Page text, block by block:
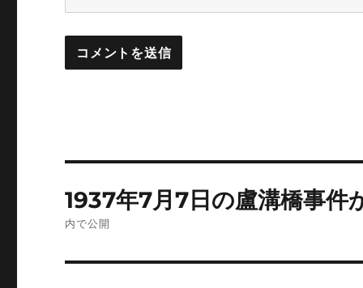
稿
1937年7月7日の盧溝橋事件
内で公開